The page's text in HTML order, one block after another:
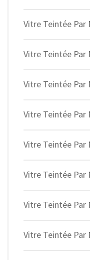
Vitre Teintée Par
Vitre Teintée Par
Vitre Teintée Par
Vitre Teintée Par
Vitre Teintée Par
Vitre Teintée Par
Vitre Teintée Par
Vitre Teintée Par